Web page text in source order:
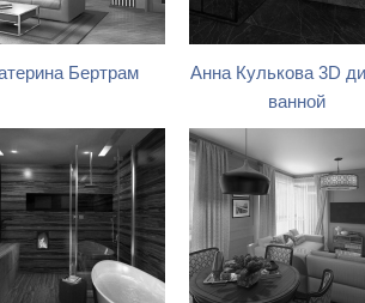
Бертрам
Анна Кулькова 3D
ванной